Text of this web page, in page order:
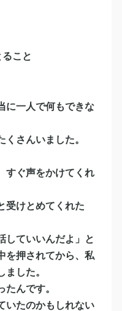
こと
に一人で何もできな
さんいました。
すぐ声をかけてくれ
受けとめてくれた
していいんだよ」と
を押されてから、私
した。
んです。
いたのかもしれない